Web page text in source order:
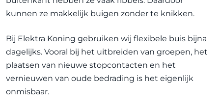
kunnen ze makkelijk buigen zonder te knikken.
Bij Elektra Koning gebruiken wij flexibele buis bijna
dagelijks. Vooral bij het uitbreiden van groepen, het
plaatsen van nieuwe stopcontacten en het
vernieuwen van oude bedrading is het eigenlijk
onmisbaar.